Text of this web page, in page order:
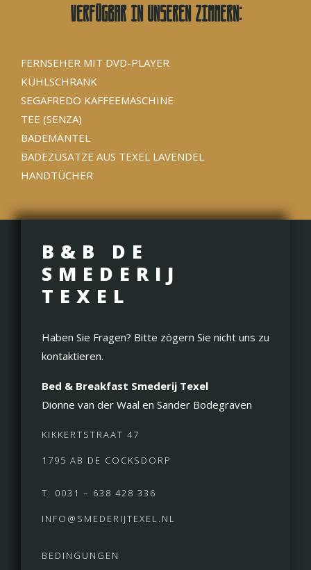
Verfügbar in unseren Zimmern:
FERNSEHER MIT DVD-PLAYER
KÜHLSCHRANK
SEGAFREDO KAFFEEMASCHINE
TEE (SENZA)
BADEMÄNTEL
BADEZUSÄTZE AUS TEXEL LAVENDEL
HANDTÜCHER
B&B DE
SMEDERIJ
TEXEL
Haben Sie Fragen? Bitte zögern Sie nicht uns zu
kontaktieren.
Bed & Breakfast Smederij Texel
Dionne van der Waal en Sander Bodegraven
KIKKERTSTRAAT 47
1795 AB DE COCKSDORP
T: 0031 – 638 428 336
INFO@SMEDERIJTEXEL.NL
BEDINGUNGEN